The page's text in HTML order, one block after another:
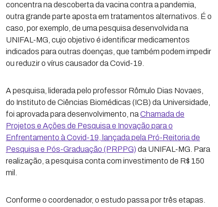
concentra na descoberta da vacina contra a pandemia,
outra grande parte aposta em tratamentos alternativos. É o
caso, por exemplo, de uma pesquisa desenvolvida na
UNIFAL-MG, cujo objetivo é identificar medicamentos
indicados para outras doenças, que também podem impedir
ou reduzir o vírus causador da Covid-19.
A pesquisa, liderada pelo professor Rômulo Dias Novaes,
do Instituto de Ciências Biomédicas (ICB) da Universidade,
foi aprovada para desenvolvimento, na Chamada de
Projetos e Ações de Pesquisa e Inovação para o
Enfrentamento à Covid-19, lançada pela Pró-Reitoria de
Pesquisa e Pós-Graduação (PRPPG) da UNIFAL-MG. Para
realização, a pesquisa conta com investimento de R$ 150
mil.
Conforme o coordenador, o estudo passa por três etapas.